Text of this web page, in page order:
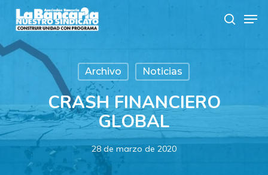
main
content
search
Archivo Noticias
CRASH FINANCIERO
GLOBAL
28 de marzo de 2020